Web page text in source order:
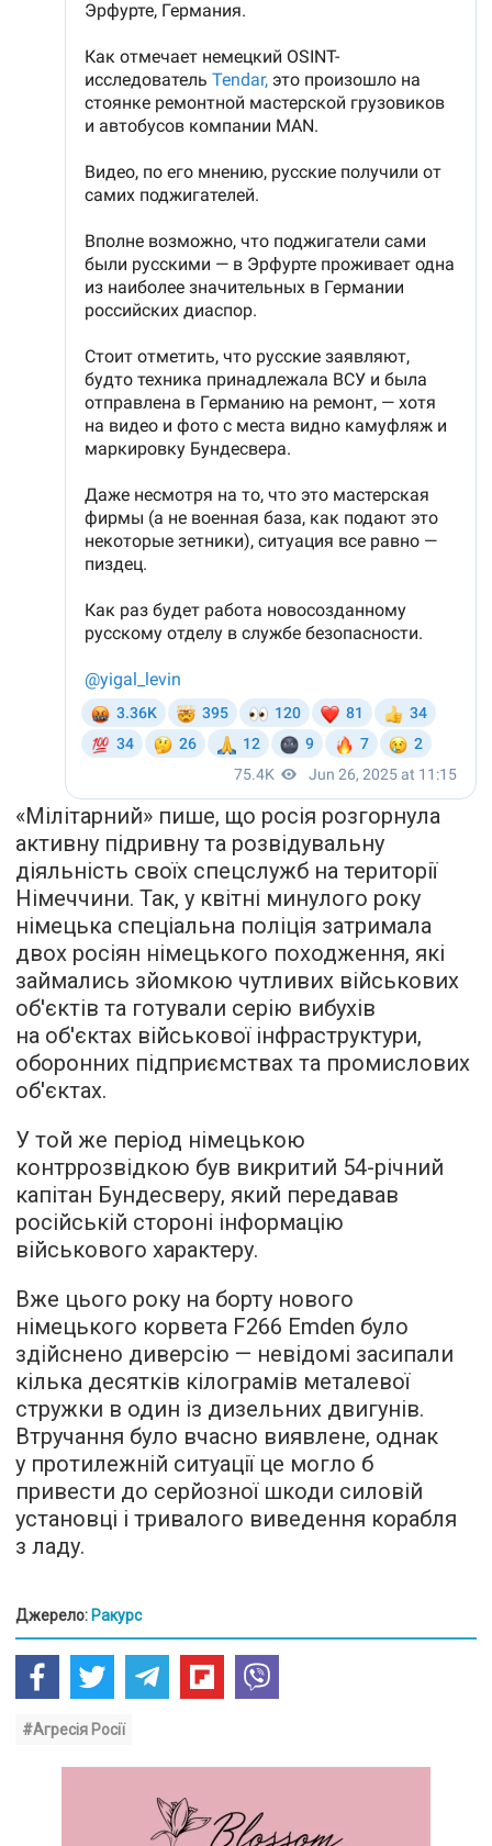
«Мілітарний» пише, що росія розгорнула
активну підривну та розвідувальну
діяльність своїх спецслужб на території
Німеччини. Так, у квітні минулого року
німецька спеціальна поліція затримала
двох росіян німецького походження, які
займались зйомкою чутливих військових
об'єктів та готували серію вибухів
на об'єктах військової інфраструктури,
оборонних підприємствах та промислових
об'єктах.
У той же період німецькою
контррозвідкою був викритий 54-річний
капітан Бундесверу, який передавав
російській стороні інформацію
військового характеру.
Вже цього року на борту нового
німецького корвета F266 Emden було
здійснено диверсію — невідомі засипали
кілька десятків кілограмів металевої
стружки в один із дизельних двигунів.
Втручання було вчасно виявлене, однак
у протилежній ситуації це могло б
привести до серйозної шкоди силовій
установці і тривалого виведення корабля
з ладу.
Джерело: Ракурс
#Агресія Росії